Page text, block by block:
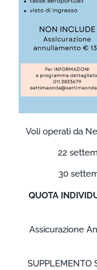
Voli operati da
22 settembre
30 settembre
QUOTA